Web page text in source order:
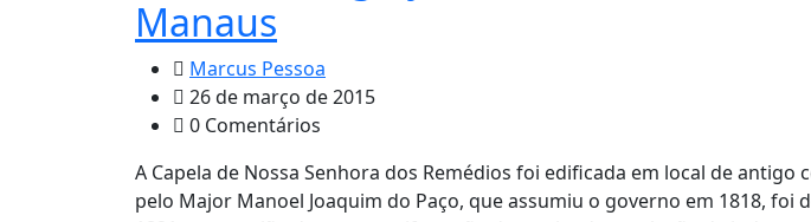
Manaus
Marcus Pessoa
26 de março de 2015
0 Comentários
A Capela de Nossa Senhora dos Remédios foi edificada em local de antigo
pelo Major Manoel Joaquim do Paço, que assumiu o governo em 1818, foi